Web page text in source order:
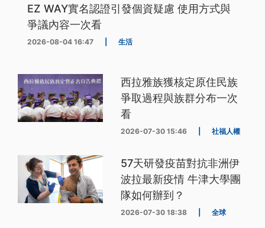
EZ WAY實名認證引發個資疑慮 使用方式與
爭議內容一次看
2026-08-04 16:47 生活
西拉雅族獲核定原住民族
爭取過程與族群分布一次
看
2026-07-30 15:46 社福人權
57天研發疫苗對抗非洲伊
波拉最新疫情 牛津大學團
隊如何辦到？
2026-07-30 18:38 全球